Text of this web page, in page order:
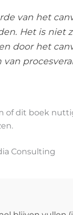
van het
Het is niet
door het
van
of dit boek
Consulting